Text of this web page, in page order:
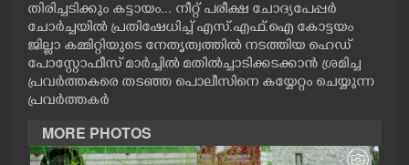
OPINION
PHOTOS
LIFESTYLE
തിരിച്ചടിക്കും കട്ടായം... നീറ്റ് പരീക്ഷ ചോദ്യപേപ്പർ
ചോർച്ചയിൽ പ്രതിഷേധിച്ച് എസ്.എഫ്.ഐ കോട്ടയം
ജില്ലാ കമ്മിറ്റിയുടെ നേതൃത്വത്തിൽ നടത്തിയ ഹെഡ്
പോസ്റ്റോഫീസ് മാർച്ചിൽ മതിൽച്ചാടിക്കടക്കാൻ ശ്രമിച്ച
പ്രവർത്തകരെ തടഞ്ഞ പൊലീസിനെ കയ്യേറ്റം ചെയ്യുന്ന
പ്രവർത്തകർ
MORE PHOTOS